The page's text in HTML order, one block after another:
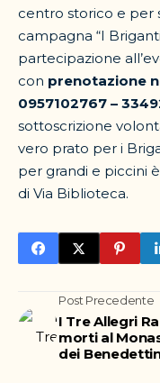
centro storico e per
campagna “I
partecipazione
con prenotazione
0957102767 –
sottoscrizione
vero prato per i
per grandi e piccini
di Via Biblioteca.
Post Precedente
I Tre Allegri
morti al
dei